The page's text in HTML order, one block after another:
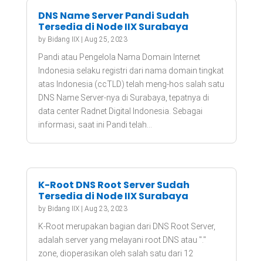
DNS Name Server Pandi Sudah
Tersedia di Node IIX Surabaya
by Bidang IIX| Aug 25, 2023
Pandi atau Pengelola Nama Domain Internet
Indonesia selaku registri dari nama domain tingkat
atas Indonesia (ccTLD) telah meng-hos salah satu
DNS Name Server-nya di Surabaya, tepatnya di
data center Radnet Digital Indonesia. Sebagai
informasi, saat ini Pandi telah...
K-Root DNS Root Server Sudah
Tersedia di Node IIX Surabaya
by Bidang IIX| Aug 23, 2023
K-Root merupakan bagian dari DNS Root Server,
adalah server yang melayani root DNS atau "."
zone, dioperasikan oleh salah satu dari 12